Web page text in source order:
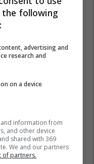
following
advertising and
research and
on a device
information from
and other device
shared with 369
We and our partners
of partners.